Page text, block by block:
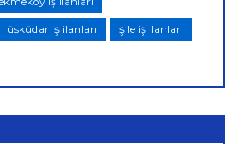
üsküdar iş ilanları şile iş ilanları